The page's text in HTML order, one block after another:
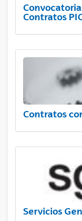
Contratos
Contratos
Servicios